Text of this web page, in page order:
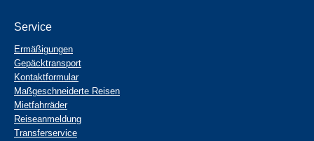
Service
Ermäßigungen
Gepäcktransport
Kontaktformular
Maßgeschneiderte Reisen
Mietfahrräder
Reiseanmeldung
Transferservice